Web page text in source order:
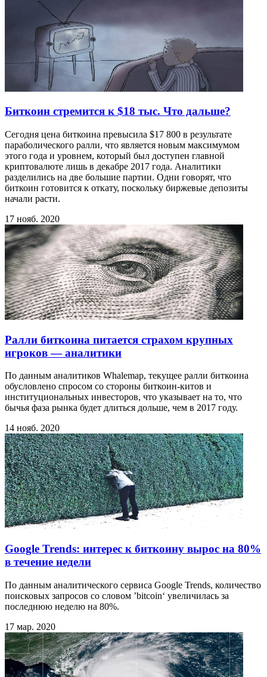
Биткоин стремится к $18 тыс. Что дальше?
Сегодня цена биткоина превысила $17 800 в результате
параболического ралли, что является новым максимумом
этого года и уровнем, который был доступен главной
криптовалюте лишь в декабре 2017 года. Аналитики
разделились на две большие партии. Одни говорят, что
биткоин готовится к откату, поскольку биржевые депозиты
начали расти.
17 нояб. 2020
Ралли биткоина питается страхом крупных
игроков — аналитики
По данным аналитиков Whalemap, текущее ралли биткоина
обусловлено спросом со стороны биткоин-китов и
институциональных инвесторов, что указывает на то, что
бычья фаза рынка будет длиться дольше, чем в 2017 году.
14 нояб. 2020
Google Trends: интерес к биткоину вырос на 80%
в течение недели
По данным аналитического сервиса Google Trends, количество
поисковых запросов со словом ’bitcoin‘ увеличилась за
последнюю неделю на 80%.
17 мар. 2020